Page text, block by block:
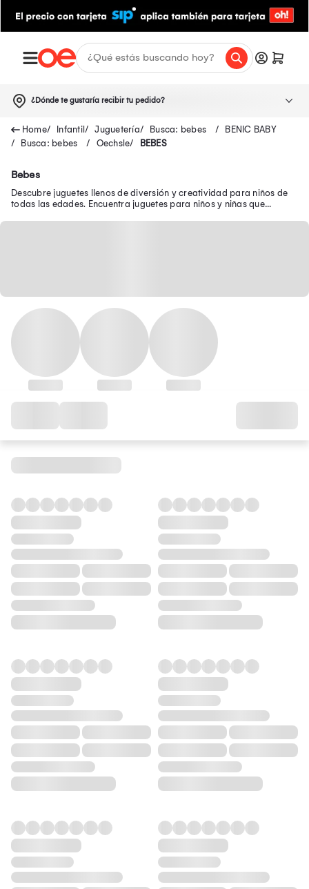
¿Dónde te gustaría recibir tu pedido?
Infantil Juguetería Busca: bebes
BENIC BABY
Busca: bebes
Oechsle BEBES
Bebes
Descubre juguetes llenos de diversión y creatividad para niños de
todas las edades. Encuentra juguetes para niños y niñas que